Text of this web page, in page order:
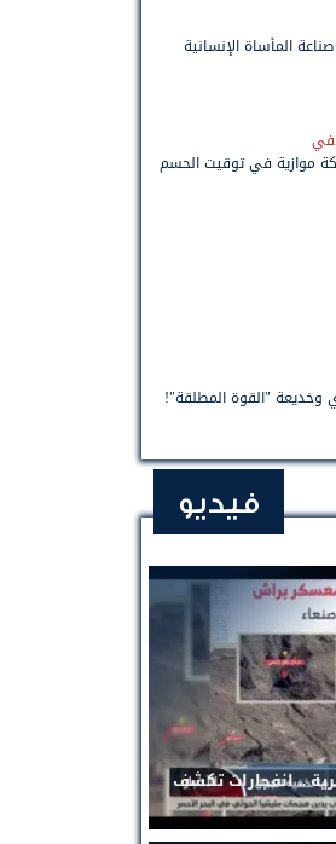
المأساة الإنسانية
موازية في توقيت الحسم
وخديعة "القوة المطلقة"!
فيديو
.. انفجارات تكشف